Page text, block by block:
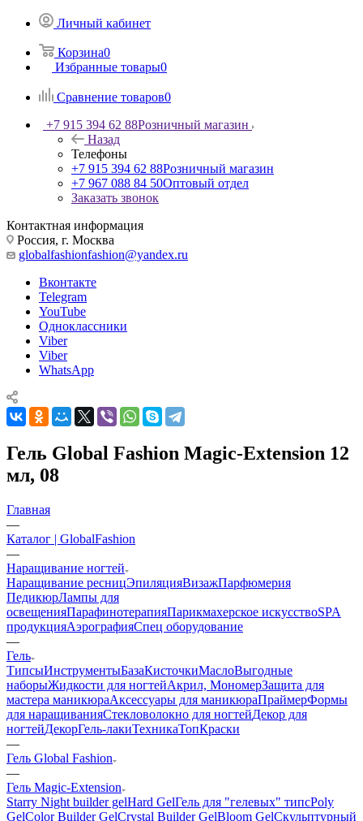
Личный кабинет
Корзина0
Избранные товары0
Сравнение товаров0
+7 915 394 62 88Розничный магазин
Назад
Телефоны
+7 915 394 62 88Розничный магазин
+7 967 088 84 50Оптовый отдел
Заказать звонок
Контактная информация
Россия, г. Москва
globalfashionfashion@yandex.ru
Вконтакте
Telegram
YouTube
Одноклассники
Viber
Viber
WhatsApp
Гель Global Fashion Magic-Extension 12
мл, 08
Главная
—
Каталог | GlobalFashion
—
Наращивание ногтей
Наращивание ресницЭпиляцияВизажПарфюмерия
ПедикюрЛампы для
освещенияПарафинотерапияПарикмахерское искусствоSPA
продукцияАэрографияСпец оборудование
—
Гель
ТипсыИнструментыБазаКисточкиМаслоВыгодные
наборыЖидкости для ногтейАкрил, МономерЗащита для
мастера маникюраАксессуары для маникюраПраймерФормы
для наращиванияСтекловолокно для ногтейДекор для
ногтейДекорГель-лакиТехникаТопКраски
—
Гель Global Fashion
—
Гель Magic-Extension
Starry Night builder gelHard GelГель для "гелевых" типсPoly
GelColor Builder GelCrystal Builder GelBloom GelСкульптурный